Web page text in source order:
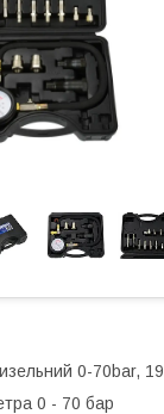
0-70bar,
0 - 70 бар